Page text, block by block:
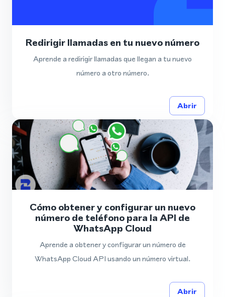
Redirigir llamadas en tu nuevo número
Aprende a redirigir llamadas que llegan a tu nuevo
número a otro número.
Abrir
Cómo obtener y configurar un nuevo
número de teléfono para la API de
WhatsApp Cloud
Aprende a obtener y configurar un número de
WhatsApp Cloud API usando un número virtual.
Abrir